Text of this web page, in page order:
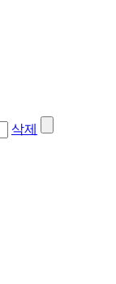
삭제